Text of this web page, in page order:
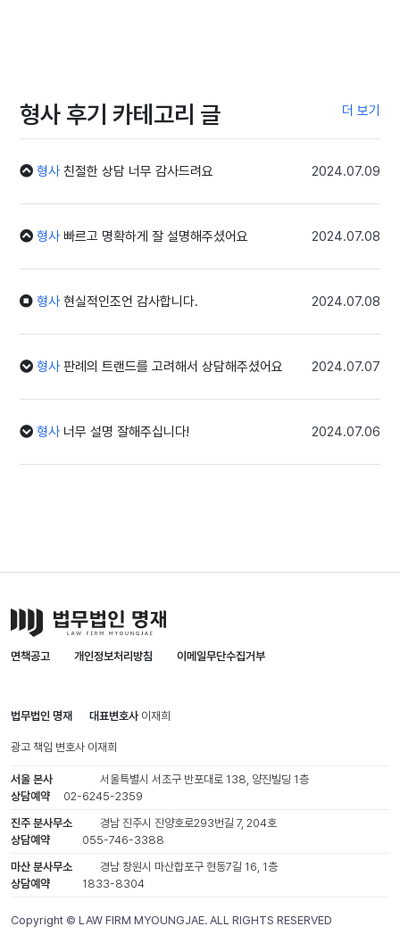
형사 후기 카테고리 글 더 보기
형사친절한 상담 너무 감사드려요 2024.07.09
형사빠르고 명확하게 잘 설명해주셨어요 2024.07.08
형사현실적인조언 감사합니다. 2024.07.08
형사판례의 트랜드를 고려해서 상담해주셨어요 2024.07.07
형사너무 설명 잘해주십니다! 2024.07.06
면책공고 개인정보처리방침 이메일무단수집거부
법무법인 명재 대표변호사 이재희
광고 책임 변호사 이재희
서울 본사
서울특별시 서초구 반포대로 138, 양진빌딩 1층
상담예약
02-6245-2359
진주 분사무소
경남 진주시 진양호로293번길 7, 204호
상담예약
055-746-3388
마산 분사무소
경남 창원시 마산합포구 현동7길 16, 1층
상담예약
1833-8304
Copyright © LAW FIRM MYOUNGJAE. ALL RIGHTS RESERVED